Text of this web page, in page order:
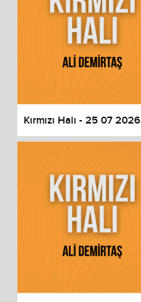
Kırmızı Halı - 25 07 2026